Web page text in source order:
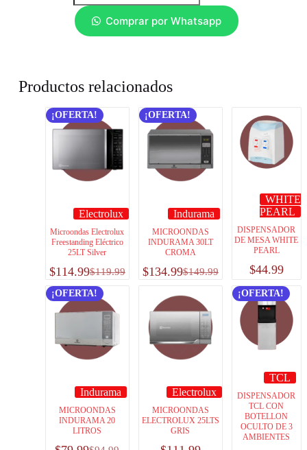
Comprar por Whatsapp
Productos relacionados
¡OFERTA!
Electrolux
Microondas Electrolux
Freestanding Eléctrico
25LT Silver
$119.99
$114.99
¡OFERTA!
Indurama
MICROONDAS
INDURAMA 30LT
CROMA
$149.99
$134.99
WHITE
PEARL
DISPENSADOR
DE MESA WHITE
PEARL
$44.99
¡OFERTA!
Indurama
MICROONDAS
INDURAMA 20
LITROS
Electrolux
MICROONDAS
ELECTROLUX 25LTS
GRIS
¡OFERTA!
TCL
DISPENSADOR
TCL CON
BOTELLON
OCULTO DE 3
AMBIENTES